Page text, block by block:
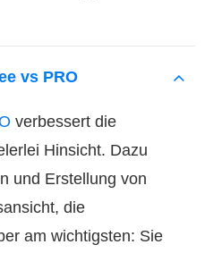
vs PRO
verbessert die
Hinsicht. Dazu
und Erstellung von
die
am wichtigsten: Sie